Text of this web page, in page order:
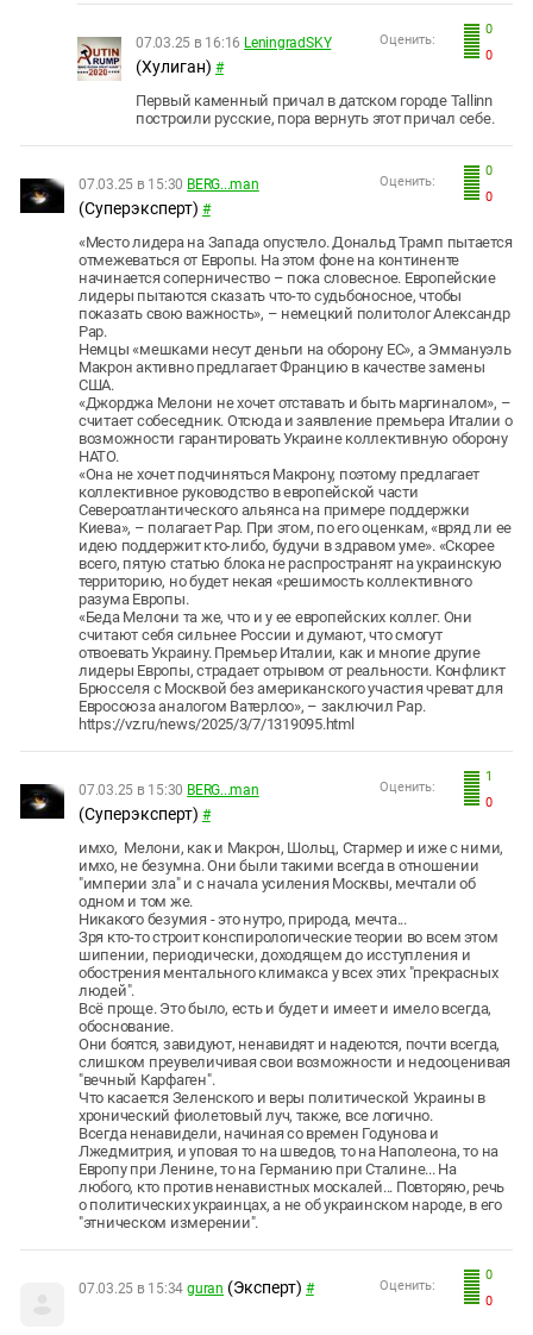
0
0
Оценить:
07.03.25 в 16:16 LeningradSKY
(Хулиган) #
Первый каменный причал в датском городе Tallinn
построили русские, пора вернуть этот причал себе.
0
0
Оценить:
07.03.25 в 15:30 BERG...man
(Суперэксперт) #
«Место лидера на Запада опустело. Дональд Трамп пытается
отмежеваться от Европы. На этом фоне на континенте
начинается соперничество – пока словесное. Европейские
лидеры пытаются сказать что-то судьбоносное, чтобы
показать свою важность», – немецкий политолог Александр
Рар.
Немцы «мешками несут деньги на оборону ЕС», а Эммануэль
Макрон активно предлагает Францию в качестве замены
США.
«Джорджа Мелони не хочет отставать и быть маргиналом», –
считает собеседник. Отсюда и заявление премьера Италии о
возможности гарантировать Украине коллективную оборону
НАТО.
«Она не хочет подчиняться Макрону, поэтому предлагает
коллективное руководство в европейской части
Североатлантического альянса на примере поддержки
Киева», – полагает Рар. При этом, по его оценкам, «вряд ли ее
идею поддержит кто-либо, будучи в здравом уме». «Скорее
всего, пятую статью блока не распространят на украинскую
территорию, но будет некая «решимость коллективного
разума Европы.
«Беда Мелони та же, что и у ее европейских коллег. Они
считают себя сильнее России и думают, что смогут
отвоевать Украину. Премьер Италии, как и многие другие
лидеры Европы, страдает отрывом от реальности. Конфликт
Брюсселя с Москвой без американского участия чреват для
Евросоюза аналогом Ватерлоо», – заключил Рар.
https://vz.ru/news/2025/3/7/1319095.html
1
0
Оценить:
07.03.25 в 15:30 BERG...man
(Суперэксперт) #
имхо, Мелони, как и Макрон, Шольц, Стармер и иже с ними,
имхо, не безумна. Они были такими всегда в отношении
"империи зла" и с начала усиления Москвы, мечтали об
одном и том же.
Никакого безумия - это нутро, природа, мечта...
Зря кто-то строит конспирологические теории во всем этом
шипении, периодически, доходящем до исступления и
обострения ментального климакса у всех этих "прекрасных
людей".
Всё проще. Это было, есть и будет и имеет и имело всегда,
обоснование.
Они боятся, завидуют, ненавидят и надеются, почти всегда,
слишком преувеличивая свои возможности и недооценивая
"вечный Карфаген".
Что касается Зеленского и веры политической Украины в
хронический фиолетовый луч, также, все логично.
Всегда ненавидели, начиная со времен Годунова и
Лжедмитрия, и уповая то на шведов, то на Наполеона, то на
Европу при Ленине, то на Германию при Сталине... На
любого, кто против ненавистных москалей... Повторяю, речь
о политических украинцах, а не об украинском народе, в его
"этническом измерении".
0
0
Оценить:
07.03.25 в 15:34 guran (Эксперт) #